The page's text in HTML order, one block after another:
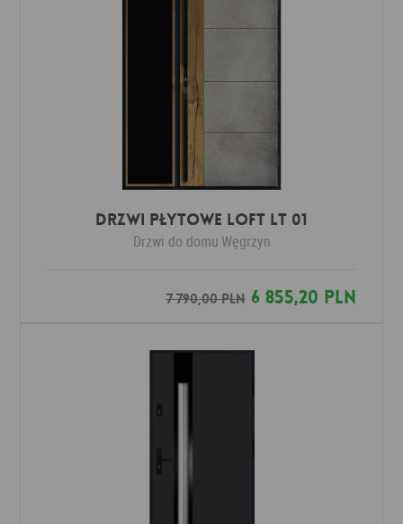
DRZWI PŁYTOWE LOFT LT 01
Drzwi do domu Węgrzyn
7 790,00 PLN6 855,20 PLN